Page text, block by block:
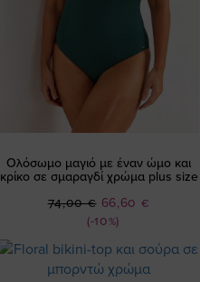
Ολόσωμο μαγιό με έναν ώμο και
κρίκο σε σμαραγδί χρώμα plus size
(-10%)
Ειδική
Τιμή
66,60 €
74,00 €